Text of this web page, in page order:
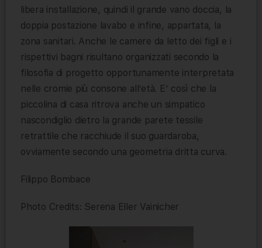
libera installazione, quindi il grande vano doccia, la
doppia postazione lavabo e infine, appartata, la
zona sanitari. Anche le camere da letto dei figli e i
rispettivi bagni risultano organizzati secondo la
filosofia di progetto opportunamente interpretata
nelle cromie più consone all’età. E’ così che la
piccolina di casa ritrova anche un simpatico
nascondiglio dietro la grande parete tessile
retrattile che racchiude il suo guardaroba,
ovviamente secondo una geometria dritta curva.
Filippo Bombace
Photo Credits: Serena Eller Vainicher